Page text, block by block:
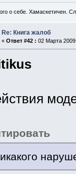
о себе. Хамаскетичен.
Re: Книга жалоб
« Ответ #42 : 02 Марта